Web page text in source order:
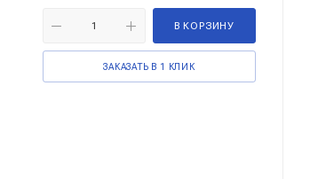
В КОРЗИНУ
ЗАКАЗАТЬ В 1 КЛИК